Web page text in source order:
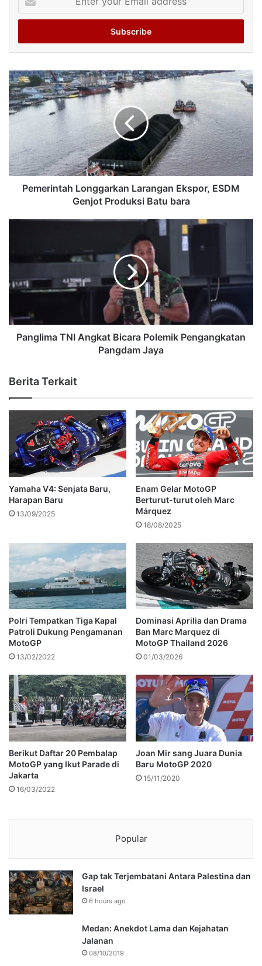
your
Email
Pemerintah Longgarkan Larangan Ekspor, ESDM
Genjot Produksi Batu bara
Panglima TNI Angkat Bicara Polemik Pengangkatan
Pangdam Jaya
Berita Terkait
Yamaha V4: Senjata Baru,
Harapan Baru
13/09/2025
Enam Gelar MotoGP
Berturut-turut oleh Marc
Márquez
18/08/2025
Polri Tempatkan Tiga Kapal
Patroli Dukung Pengamanan
MotoGP
13/02/2022
Dominasi Aprilia dan Drama
Ban Marc Marquez di
MotoGP Thailand 2026
01/03/2026
Berikut Daftar 20 Pembalap
MotoGP yang Ikut Parade di
Jakarta
16/03/2022
Joan Mir sang Juara Dunia
Baru MotoGP 2020
15/11/2020
Popular
Gap tak Terjembatani Antara Palestina dan
Israel
6 hours ago
Medan: Anekdot Lama dan Kejahatan
Jalanan
08/10/2019